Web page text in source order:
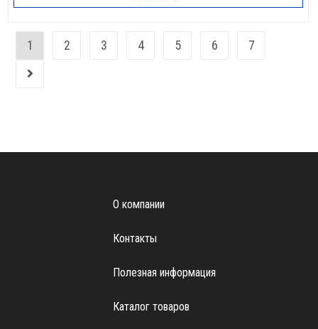
1 2 3 4 5 6 7
О компании
Контакты
Полезная информация
Каталог товаров